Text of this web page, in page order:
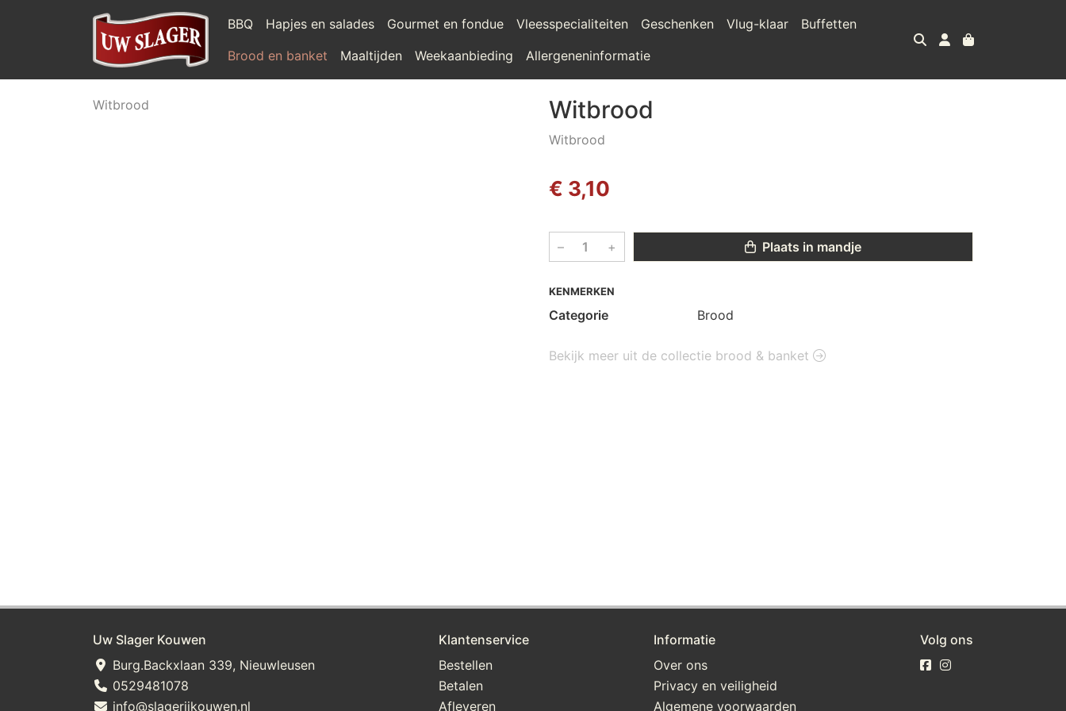
BBQ Hapjes en salades Gourmet en fondue Vleesspecialiteiten Geschenken Vlug-klaar
Buffetten
Brood en banket
Maaltijden Weekaanbieding Allergeneninformatie
Witbrood Witbrood
Witbrood
€ 3,10
– + Plaats in mandje
KENMERKEN
Categorie Brood
Bekijk meer uit de collectie brood & banket
Uw Slager Kouwen
Burg.Backxlaan 339, Nieuwleusen
0529481078
info@slagerijkouwen.nl
Klantenservice
Bestellen
Betalen
Afleveren
Informatie
Over ons
Privacy en veiligheid
Algemene voorwaarden
Volg ons